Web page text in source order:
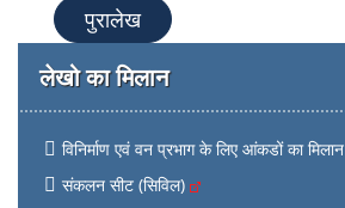
पुरालेख
लेखो का मिलान
विनिर्माण एवं वन प्रभाग के लिए आंकडों का मिलान
संकलन सीट (सिविल)